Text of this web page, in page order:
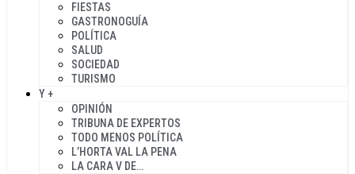
FIESTAS
GASTRONOGUÍA
POLÍTICA
SALUD
SOCIEDAD
TURISMO
Y +
OPINIÓN
TRIBUNA DE EXPERTOS
TODO MENOS POLÍTICA
L’HORTA VAL LA PENA
LA CARA V DE…